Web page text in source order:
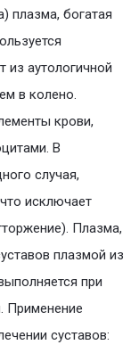
плазма, богатая
из аутологичной
в колено.
крови,
В
случая,
исключает
Плазма,
плазмой из
при
Применение
суставов: